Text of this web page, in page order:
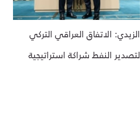
الزيدي: الاتفاق العراقي التركي
لتصدير النفط شراكة استراتيجية